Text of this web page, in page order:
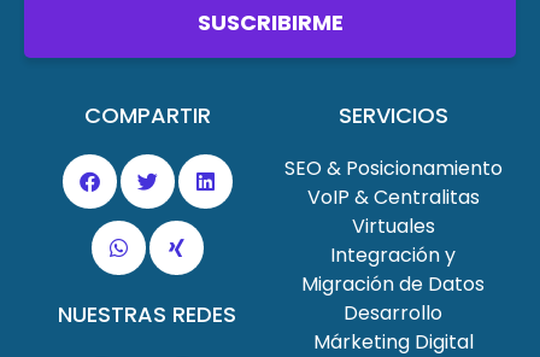
SUSCRIBIRME
COMPARTIR
NUESTRAS REDES
SERVICIOS
SEO & Posicionamiento
VoIP & Centralitas
Virtuales
Integración y
Migración de Datos
Desarrollo
Márketing Digital